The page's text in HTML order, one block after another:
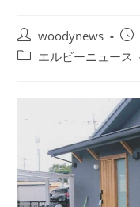
投
稿
woodynews
投
稿
日:
投
ゴ
ー:
エルビーニュース